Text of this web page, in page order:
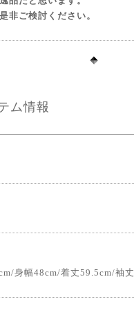
非ご検討ください。
ム情報
身幅48cm/着丈59.5cm/袖